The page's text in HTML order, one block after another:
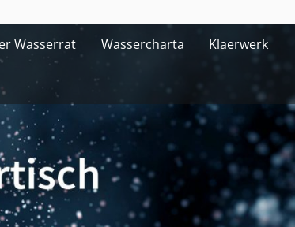
Wasserrat Wassercharta Klaerwerk